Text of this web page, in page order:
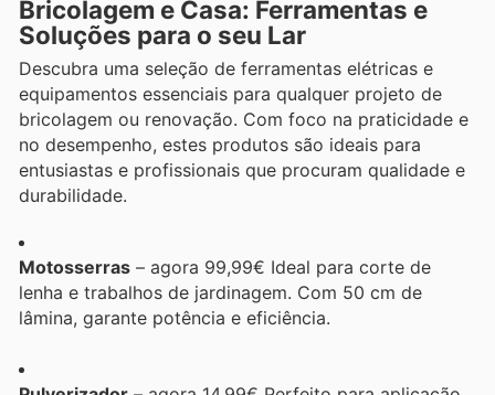
Bricolagem e Casa: Ferramentas e
Soluções para o seu Lar
Descubra uma seleção de ferramentas elétricas e
equipamentos essenciais para qualquer projeto de
bricolagem ou renovação. Com foco na praticidade e
no desempenho, estes produtos são ideais para
entusiastas e profissionais que procuram qualidade e
durabilidade.
Motosserras – agora 99,99€ Ideal para corte de
lenha e trabalhos de jardinagem. Com 50 cm de
lâmina, garante potência e eficiência.